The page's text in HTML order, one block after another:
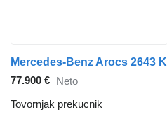
Mercedes-Benz Arocs 2643 K
77.900 € Neto
Tovornjak prekucnik